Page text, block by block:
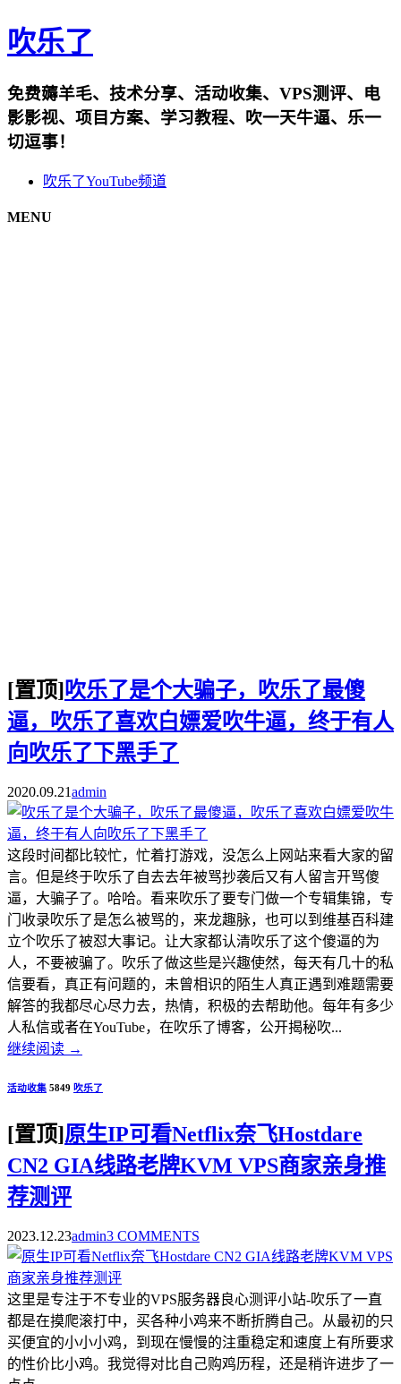
吹乐了
免费薅羊毛、技术分享、活动收集、VPS测评、电
影影视、项目方案、学习教程、吹一天牛逼、乐一
切逗事！
吹乐了YouTube频道
MENU
[置顶]吹乐了是个大骗子，吹乐了最傻
逼，吹乐了喜欢白嫖爱吹牛逼，终于有人
向吹乐了下黑手了
2020.09.21admin
这段时间都比较忙，忙着打游戏，没怎么上网站来看大家的留
言。但是终于吹乐了自去去年被骂抄袭后又有人留言开骂傻
逼，大骗子了。哈哈。看来吹乐了要专门做一个专辑集锦，专
门收录吹乐了是怎么被骂的，来龙趣脉，也可以到维基百科建
立个吹乐了被怼大事记。让大家都认清吹乐了这个傻逼的为
人，不要被骗了。吹乐了做这些是兴趣使然，每天有几十的私
信要看，真正有问题的，未曾相识的陌生人真正遇到难题需要
解答的我都尽心尽力去，热情，积极的去帮助他。每年有多少
人私信或者在YouTube，在吹乐了博客，公开揭秘吹...
继续阅读 →
活动收集 5849 吹乐了
[置顶]原生IP可看Netflix奈飞Hostdare
CN2 GIA线路老牌KVM VPS商家亲身推
荐测评
2023.12.23admin3 COMMENTS
这里是专注于不专业的VPS服务器良心测评小站-吹乐了一直
都是在摸爬滚打中，买各种小鸡来不断折腾自己。从最初的只
买便宜的小小小鸡，到现在慢慢的注重稳定和速度上有所要求
的性价比小鸡。我觉得对比自己购鸡历程，还是稍许进步了一